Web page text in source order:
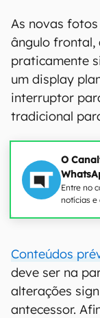
As novas
ângulo frontal,
praticamente
um display
interruptor
tradicional
O
Entre no
notícias e
Conteúdos
deve ser na
alterações
antecessor.